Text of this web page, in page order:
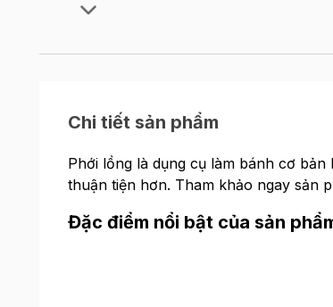
Chi tiết sản phẩm
Phới lồng là dụng cụ làm bánh cơ
thuận tiện hơn. Tham khảo ngay sản
Đặc điểm nổi bật của sản